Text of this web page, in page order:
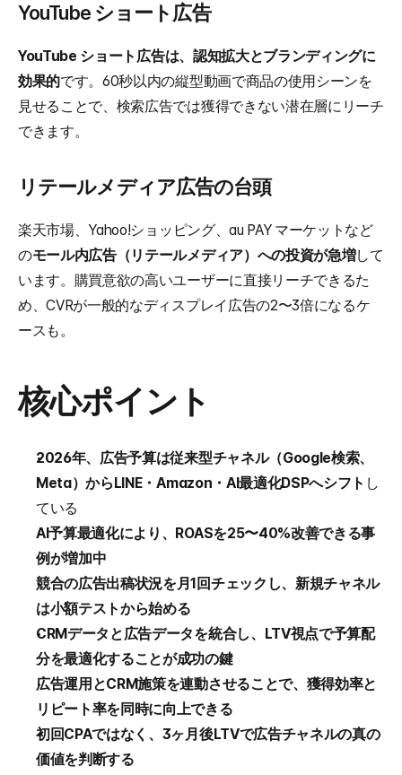
YouTube ショート広告
YouTube ショート広告は、認知拡大とブランディングに
効果的です。60秒以内の縦型動画で商品の使用シーンを
見せることで、検索広告では獲得できない潜在層にリーチ
できます。
リテールメディア広告の台頭
楽天市場、Yahoo!ショッピング、au PAY マーケットなど
のモール内広告（リテールメディア）への投資が急増して
います。購買意欲の高いユーザーに直接リーチできるた
め、CVRが一般的なディスプレイ広告の2〜3倍になるケ
ースも。
核心ポイント
2026年、広告予算は従来型チャネル（Google検索、
Meta）からLINE・Amazon・AI最適化DSPへシフト し
ている
AI予算最適化により、ROASを25〜40%改善できる事
例が増加中
競合の広告出稿状況を月1回チェックし、新規チャネル
は小額テストから始める
CRMデータと広告データを統合し、LTV視点で予算配
分を最適化することが成功の鍵
広告運用とCRM施策を連動させることで、獲得効率と
リピート率を同時に向上できる
初回CPAではなく、3ヶ月後LTVで広告チャネルの真の
価値を判断する